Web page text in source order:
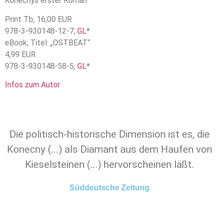
Print Tb, 16,00 EUR
978-3-930148-12-7, GL*
eBook, Titel: „OSTBEAT“
4,99 EUR
978-3-930148-58-5, GL*
Infos zum Autor
Die politisch-historische Dimension ist es, die
Konecny (...) als Diamant aus dem Haufen von
Kieselsteinen (...) hervorscheinen läßt.
Süddeutsche Zeitung